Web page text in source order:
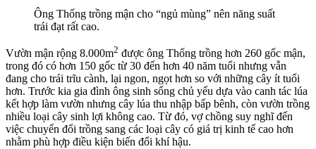
Ông Thống trồng mận cho “ngủ mùng” nên năng suất
trái đạt rất cao.
Vườn mận rộng 8.000m2 được ông Thống trồng hơn 260 gốc mận,
trong đó có hơn 150 gốc từ 30 đến hơn 40 năm tuổi nhưng vẫn
đang cho trái trĩu cành, lại ngon, ngọt hơn so với những cây ít tuổi
hơn. Trước kia gia đình ông sinh sống chủ yếu dựa vào canh tác lúa
kết hợp làm vườn nhưng cây lúa thu nhập bấp bênh, còn vườn trồng
nhiều loại cây sinh lợi không cao. Từ đó, vợ chồng suy nghĩ đến
việc chuyển đổi trồng sang các loại cây có giá trị kinh tế cao hơn
nhằm phù hợp điều kiện biến đổi khí hậu.